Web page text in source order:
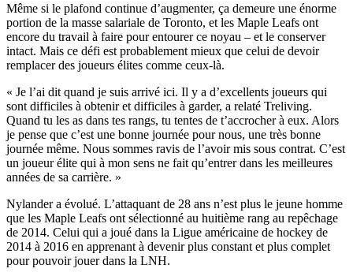
Même si le plafond continue d’augmenter, ça demeure une énorme
portion de la masse salariale de Toronto, et les Maple Leafs ont
encore du travail à faire pour entourer ce noyau – et le conserver
intact. Mais ce défi est probablement mieux que celui de devoir
remplacer des joueurs élites comme ceux-là.
« Je l’ai dit quand je suis arrivé ici. Il y a d’excellents joueurs qui
sont difficiles à obtenir et difficiles à garder, a relaté Treliving.
Quand tu les as dans tes rangs, tu tentes de t’accrocher à eux. Alors
je pense que c’est une bonne journée pour nous, une très bonne
journée même. Nous sommes ravis de l’avoir mis sous contrat. C’est
un joueur élite qui à mon sens ne fait qu’entrer dans les meilleures
années de sa carrière. »
Nylander a évolué. L’attaquant de 28 ans n’est plus le jeune homme
que les Maple Leafs ont sélectionné au huitième rang au repêchage
de 2014. Celui qui a joué dans la Ligue américaine de hockey de
2014 à 2016 en apprenant à devenir plus constant et plus complet
pour pouvoir jouer dans la LNH.